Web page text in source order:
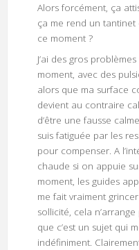
Alors forcément, ça
ça me rend un
ce moment ?
J’ai des gros
moment, avec des
alors que ma surface
devient au contraire
d’être une fausse
suis fatiguée par les
pour compenser. A
chaude si on appuie
moment, les guides
me fait vraiment
sollicité, cela
que c’est un sujet qui
indéfiniment.